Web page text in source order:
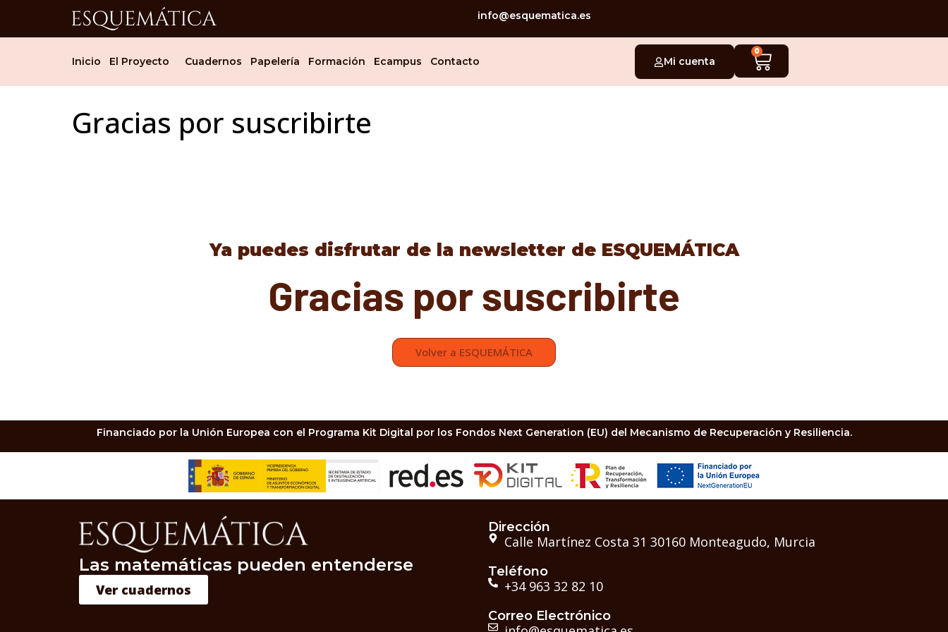
info@esquematica.es
Inicio El Proyecto Cuadernos Papelería Formación Ecampus Contacto Mi cuenta
0
Gracias por suscribirte
Ya puedes disfrutar de la newsletter de ESQUEMÁTICA
Gracias por suscribirte
Volver a ESQUEMÁTICA
Financiado por la Unión Europea con el Programa Kit Digital por los Fondos Next Generation (EU) del Mecanismo de Recuperación y Resiliencia.
Las matemáticas pueden entenderse
Ver cuadernos
Dirección
Calle Martínez Costa 31 30160 Monteagudo, Murcia
Teléfono
+34 963 32 82 10
Correo Electrónico